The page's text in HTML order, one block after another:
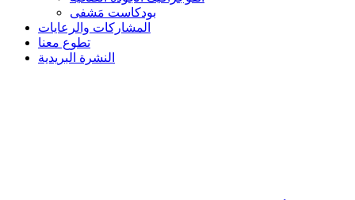
بودكاست مَشفى
المشاركات والرعايات
تطوع معنا
النشرة البريدية